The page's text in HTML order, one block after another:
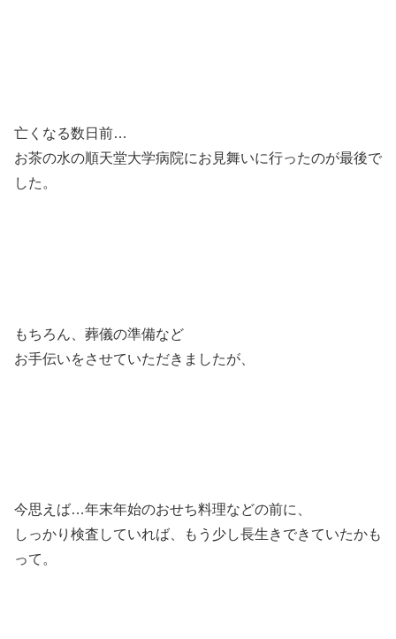
亡くなる数日前…
お茶の水の順天堂大学病院にお見舞いに行ったのが最後で
した。
もちろん、葬儀の準備など
お手伝いをさせていただきましたが、
今思えば…年末年始のおせち料理などの前に、
しっかり検査していれば、もう少し長生きできていたかも
って。